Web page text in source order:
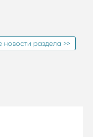
новости раздела >>